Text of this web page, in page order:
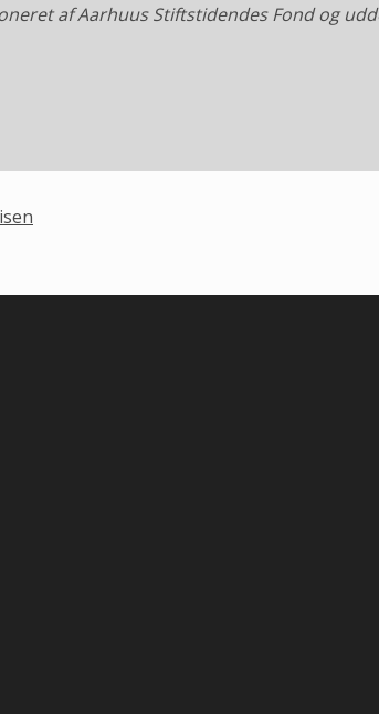
af Aarhuus Stiftstidendes Fond og